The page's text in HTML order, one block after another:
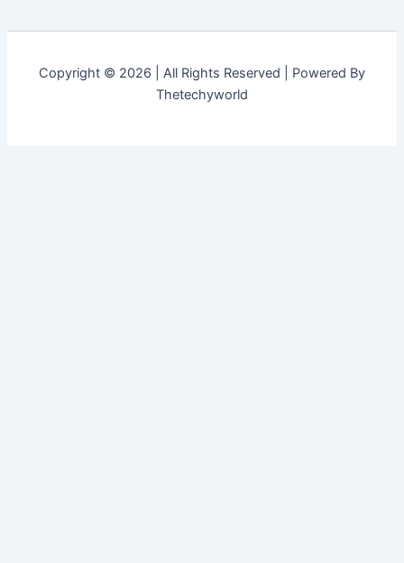
Copyright © 2026 | All Rights Reserved | Powered By
Thetechyworld